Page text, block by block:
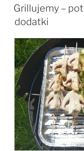
W
Grillujemy –
dodatki